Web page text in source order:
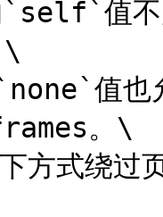
值不
\
值也
。\
方式绕过